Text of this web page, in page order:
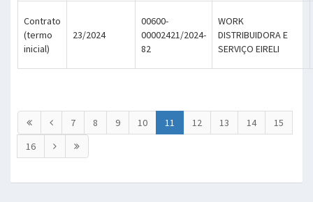
Contrato
(termo
inicial)
23/2024
00600-
00002421/2024-
82
WORK
DISTRIBUIDORA E
SERVIÇO EIRELI
7 8 9 10 11 12 13 14
15
16